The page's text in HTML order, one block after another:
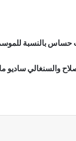
حساس بالنسبة
والسنغالي ساديو
في تنظيم
نفسية وراء